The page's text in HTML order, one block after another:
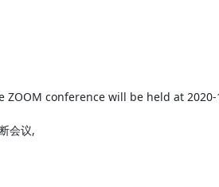
conference will be held at 2020-
会议,